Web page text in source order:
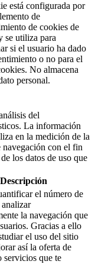
está configurada por
de
de cookies de
se utiliza para
si el usuario ha dado
o no para el
No almacena
personal.
del
La información
en la medición de la
con el fin
los datos de uso que
Descripción
el número de
la navegación que
Gracias a ello
el uso del sitio
así la oferta de
servicios que te